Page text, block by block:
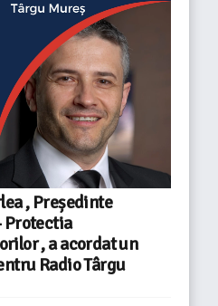
, Președinte
Protectia
, a acordat un
Radio Târgu